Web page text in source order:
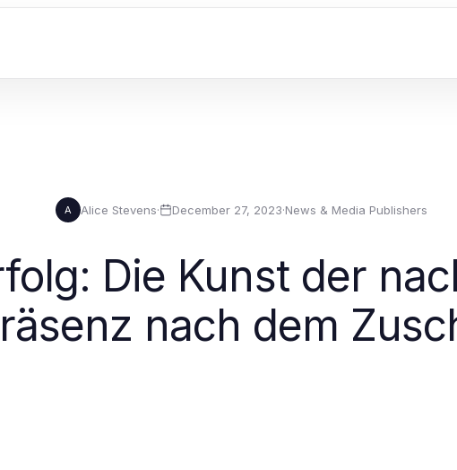
A Alice Stevens· December 27, 2023·News & Media Publishers
Die Kunst der
nach dem